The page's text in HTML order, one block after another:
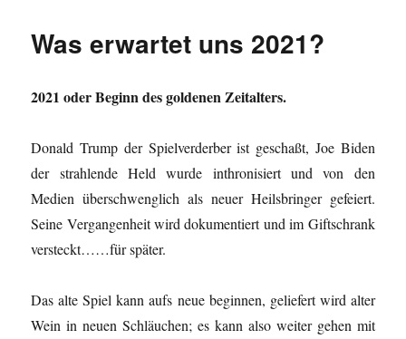
Was erwartet uns 2021?
2021 oder Beginn des goldenen Zeitalters.
Donald Trump der Spielverderber ist geschaßt, Joe Biden
der strahlende Held wurde inthronisiert und von den
Medien überschwenglich als neuer Heilsbringer gefeiert.
Seine Vergangenheit wird dokumentiert und im Giftschrank
versteckt……für später.
Das alte Spiel kann aufs neue beginnen, geliefert wird alter
Wein in neuen Schläuchen; es kann also weiter gehen mit